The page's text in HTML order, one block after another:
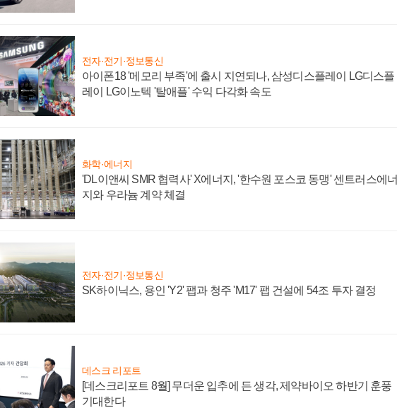
전자·전기·정보통신
아이폰18 '메모리 부족'에 출시 지연되나, 삼성디스플레이 LG디스플
레이 LG이노텍 '탈애플' 수익 다각화 속도
화학·에너지
'DL이앤씨 SMR 협력사' X에너지, '한수원 포스코 동맹' 센트러스에너
지와 우라늄 계약 체결
전자·전기·정보통신
SK하이닉스, 용인 'Y2' 팹과 청주 'M17' 팹 건설에 54조 투자 결정
데스크 리포트
[데스크리포트 8월] 무더운 입추에 든 생각, 제약바이오 하반기 훈풍
기대한다